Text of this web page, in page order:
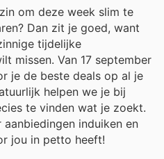
om deze week slim te
Dan zit je goed, want
tijdelijke
missen. Van 17 september
je de beste deals op al je
helpen we je bij
te vinden wat je zoekt.
induiken en
jou in petto heeft!